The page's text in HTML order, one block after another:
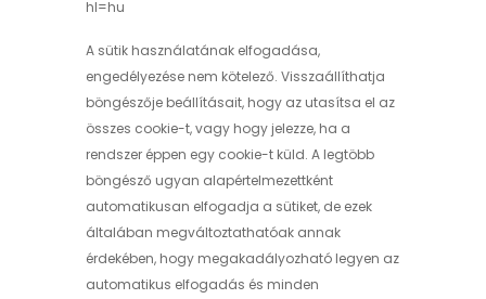
hl=hu
A sütik használatának elfogadása,
engedélyezése nem kötelező. Visszaállíthatja
böngészője beállításait, hogy az utasítsa el az
összes cookie-t, vagy hogy jelezze, ha a
rendszer éppen egy cookie-t küld. A legtöbb
böngésző ugyan alapértelmezettként
automatikusan elfogadja a sütiket, de ezek
általában megváltoztathatóak annak
érdekében, hogy megakadályozható legyen az
automatikus elfogadás és minden